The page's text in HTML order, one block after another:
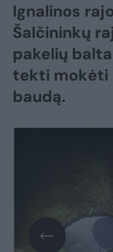
Ignalinos
Šalčininkų
pakelių
tekti mokėti
baudą.